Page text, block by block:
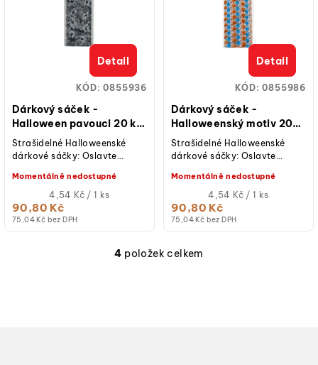
Dárkový sáček -
Halloween pavouci 20 ks
Decora
75,04 Kč bez DPH
90,80 Kč
Měrná
cena:
4,54 Kč / 1 ks
Momentálně nedostupné
Detail
Strašidelné Halloweenské
dárkové sáčky: Oslavte
Decora přináší dárkové sáčky
KÓD:0855936
Dárkový sáček -
Halloweenský motiv 20
ks Decora
75,04 Kč bez DPH
90,80 Kč
Měrná
cena:
4,54 Kč / 1 ks
Momentálně nedostupné
Detail
Strašidelné Halloweenské
dárkové sáčky: Oslavte
Decora přináší dárkové sáčky
KÓD:0855986
O
4 položek celkem